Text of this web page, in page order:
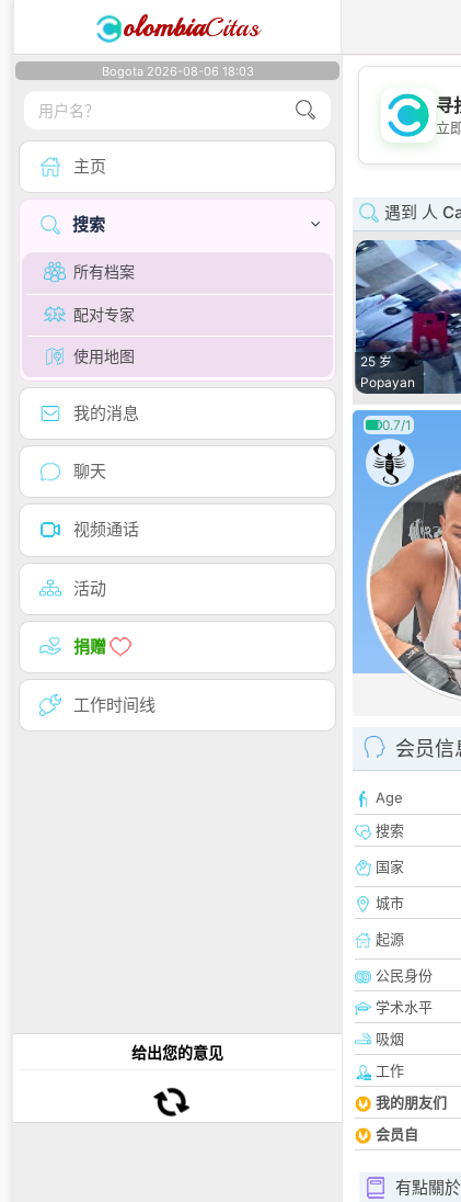
olombiaCitas
Bogota 2026-08-06 18:03
主页
搜索
所有档案
配对专家
使用地图
我的消息
聊天
视频通话
活动
捐赠
工作时间线
给出您的意见
寻
立
遇到 人
25 岁
Popayan
0.7/1
会员信
Age
搜索
国家
城市
起源
公民身份
学术水平
吸烟
工作
我的朋友们
会员自
有點關